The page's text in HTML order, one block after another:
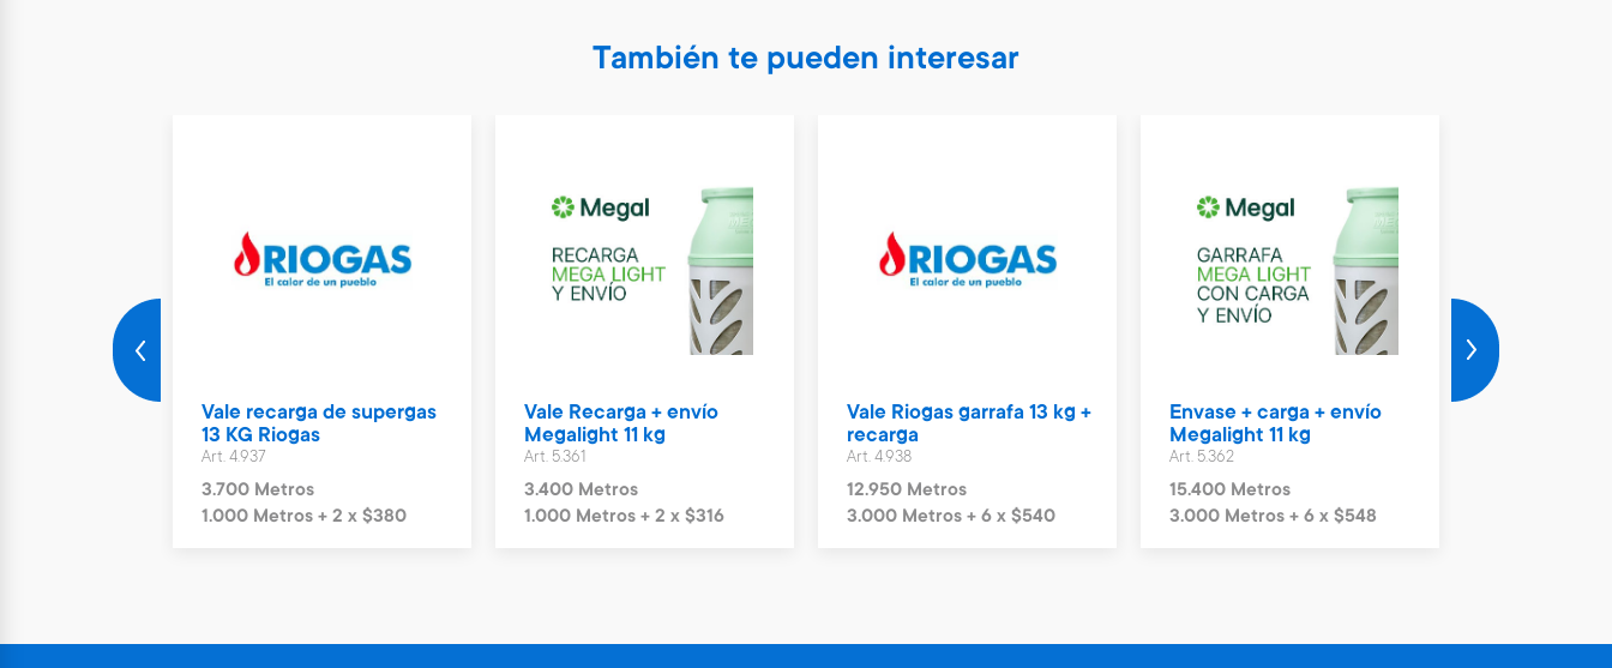
También te pueden interesar
Vale recarga de supergas
13 KG Riogas
Art. 4.937
3.700 Metros
1.000 Metros + 2 x $380
Vale Recarga + envío
Megalight 11 kg
Art. 5.361
3.400 Metros
1.000 Metros + 2 x $316
Vale Riogas garrafa 13 kg +
recarga
Art. 4.938
12.950 Metros
3.000 Metros + 6 x $540
Envase + carga + envío
Megalight 11 kg
Art. 5.362
15.400 Metros
3.000 Metros + 6 x $548